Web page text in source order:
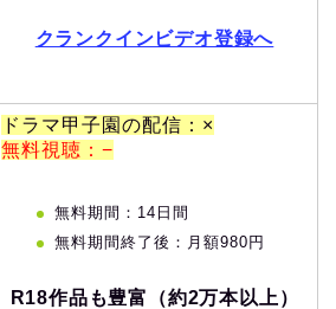
クランクインビデオ登録へ
ドラマ甲子園の配信：×
無料視聴：−
無料期間：14日間
無料期間終了後：月額980円
R18作品も豊富（約2万本以上）